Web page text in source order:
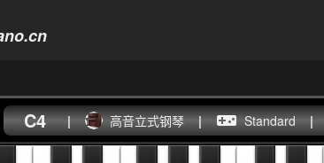
C4 | 高音立式钢琴 | Standard |